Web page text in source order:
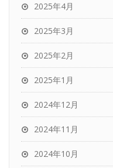
2025年4月
2025年3月
2025年2月
2025年1月
2024年12月
2024年11月
2024年10月